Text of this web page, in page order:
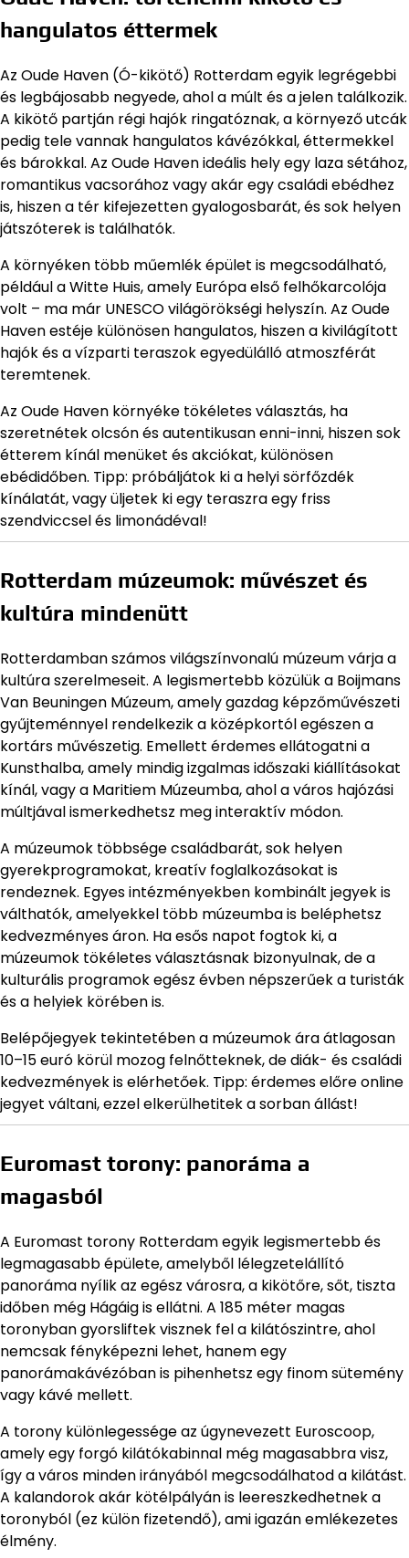
hangulatos éttermek
Az Oude Haven (Ó-kikötő) Rotterdam egyik legrégebbi
és legbájosabb negyede, ahol a múlt és a jelen találkozik.
A kikötő partján régi hajók ringatóznak, a környező utcák
pedig tele vannak hangulatos kávézókkal, éttermekkel
és bárokkal. Az Oude Haven ideális hely egy laza sétához,
romantikus vacsorához vagy akár egy családi ebédhez
is, hiszen a tér kifejezetten gyalogosbarát, és sok helyen
játszóterek is találhatók.
A környéken több műemlék épület is megcsodálható,
például a Witte Huis, amely Európa első felhőkarcolója
volt – ma már UNESCO világörökségi helyszín. Az Oude
Haven estéje különösen hangulatos, hiszen a kivilágított
hajók és a vízparti teraszok egyedülálló atmoszférát
teremtenek.
Az Oude Haven környéke tökéletes választás, ha
szeretnétek olcsón és autentikusan enni-inni, hiszen sok
étterem kínál menüket és akciókat, különösen
ebédidőben. Tipp: próbáljátok ki a helyi sörfőzdék
kínálatát, vagy üljetek ki egy teraszra egy friss
szendviccsel és limonádéval!
Rotterdam múzeumok: művészet és
kultúra mindenütt
Rotterdamban számos világszínvonalú múzeum várja a
kultúra szerelmeseit. A legismertebb közülük a Boijmans
Van Beuningen Múzeum, amely gazdag képzőművészeti
gyűjteménnyel rendelkezik a középkortól egészen a
kortárs művészetig. Emellett érdemes ellátogatni a
Kunsthalba, amely mindig izgalmas időszaki kiállításokat
kínál, vagy a Maritiem Múzeumba, ahol a város hajózási
múltjával ismerkedhetsz meg interaktív módon.
A múzeumok többsége családbarát, sok helyen
gyerekprogramokat, kreatív foglalkozásokat is
rendeznek. Egyes intézményekben kombinált jegyek is
válthatók, amelyekkel több múzeumba is beléphetsz
kedvezményes áron. Ha esős napot fogtok ki, a
múzeumok tökéletes választásnak bizonyulnak, de a
kulturális programok egész évben népszerűek a turisták
és a helyiek körében is.
Belépőjegyek tekintetében a múzeumok ára átlagosan
10–15 euró körül mozog felnőtteknek, de diák- és családi
kedvezmények is elérhetőek. Tipp: érdemes előre online
jegyet váltani, ezzel elkerülhetitek a sorban állást!
Euromast torony: panoráma a
magasból
A Euromast torony Rotterdam egyik legismertebb és
legmagasabb épülete, amelyből lélegzetelállító
panoráma nyílik az egész városra, a kikötőre, sőt, tiszta
időben még Hágáig is ellátni. A 185 méter magas
toronyban gyorsliftek visznek fel a kilátószintre, ahol
nemcsak fényképezni lehet, hanem egy
panorámakávézóban is pihenhetsz egy finom sütemény
vagy kávé mellett.
A torony különlegessége az úgynevezett Euroscoop,
amely egy forgó kilátókabinnal még magasabbra visz,
így a város minden irányából megcsodálhatod a kilátást.
A kalandorok akár kötélpályán is leereszkedhetnek a
toronyból (ez külön fizetendő), ami igazán emlékezetes
élmény.